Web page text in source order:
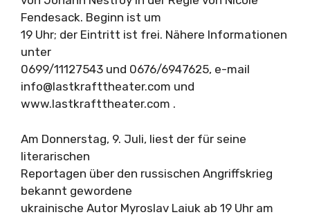
Fendesack. Beginn ist um
19 Uhr; der Eintritt ist frei. Nähere Informationen
unter
0699/11127543 und 0676/6947625, e-mail
info@lastkrafttheater.com und
www.lastkrafttheater.com .
Am Donnerstag, 9. Juli, liest der für seine
literarischen
Reportagen über den russischen Angriffskrieg
bekannt gewordene
ukrainische Autor Myroslav Laiuk ab 19 Uhr am